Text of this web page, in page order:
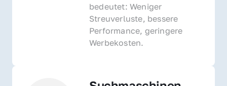
bedeutet: Weniger
Streuverluste, bessere
Performance, geringere
Werbekosten.